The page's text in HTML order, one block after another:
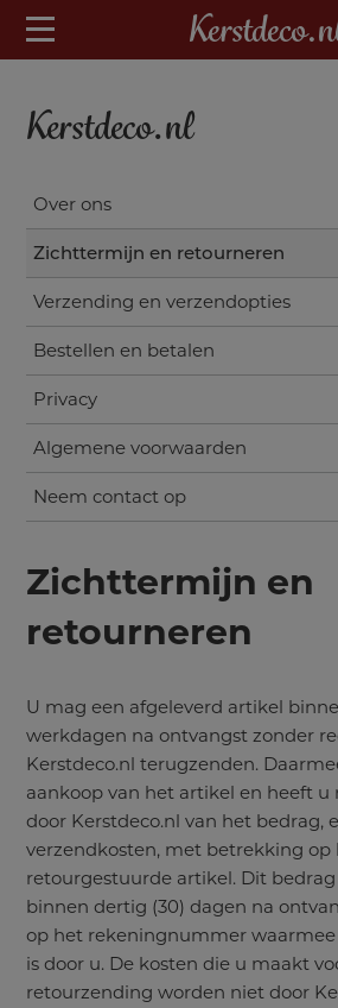
Kerstdeco.nl
Over ons
Zichttermijn en retourneren
Verzending en verzendopties
Bestellen en betalen
Privacy
Algemene voorwaarden
Neem contact op
Zichttermijn en
retourneren
U mag een afgeleverd artikel
werkdagen na ontvangst zonder
Kerstdeco.nl terugzenden.
aankoop van het artikel en heeft
door Kerstdeco.nl van het bedrag,
verzendkosten, met betrekking op
retourgestuurde artikel. Dit
binnen dertig (30) dagen na
op het rekeningnummer
is door u. De kosten die u maakt
retourzending worden niet door
modal-